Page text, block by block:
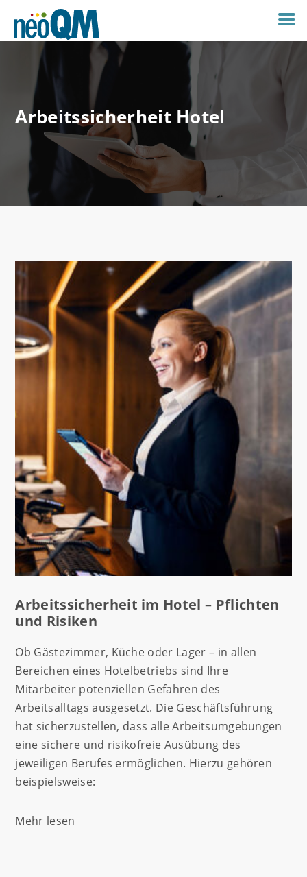
Arbeitssicherheit Hotel
Arbeitssicherheit im Hotel – Pflichten
und Risiken
Ob Gästezimmer, Küche oder Lager – in allen
Bereichen eines Hotelbetriebs sind Ihre
Mitarbeiter potenziellen Gefahren des
Arbeitsalltags ausgesetzt. Die Geschäftsführung
hat sicherzustellen, dass alle Arbeitsumgebungen
eine sichere und risikofreie Ausübung des
jeweiligen Berufes ermöglichen. Hierzu gehören
beispielsweise:
Mehr lesen